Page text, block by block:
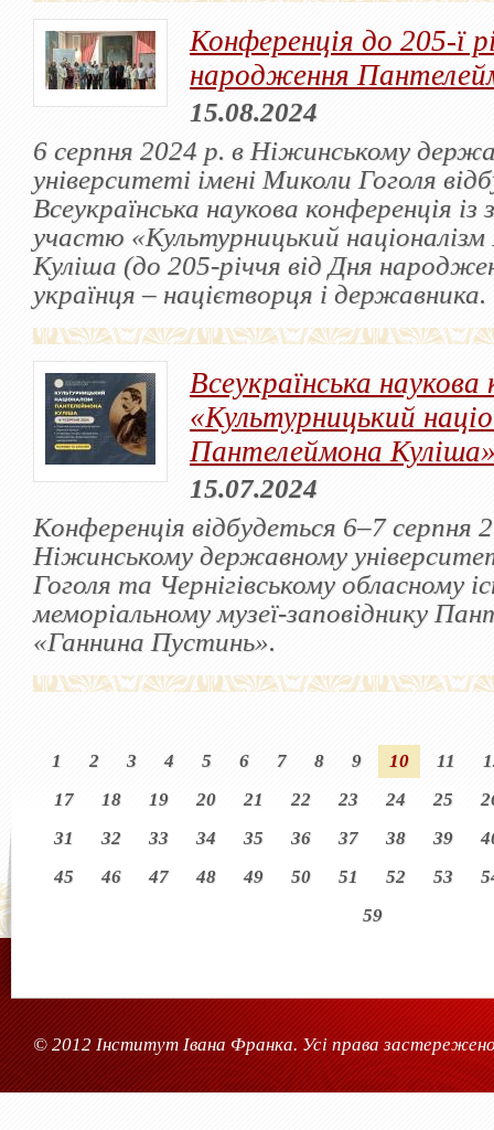
Конференція до 205-ї
народження
15.08.2024
6 серпня 2024 р. в Ніжинському
університеті імені Миколи Гоголя
Всеукраїнська наукова конференція
участю «Культурницький
Куліша (до 205-річчя від Дня
українця – націєтворця і державника.
Всеукраїнська наукова
«Культурницький
Пантелеймона
15.07.2024
Конференція відбудеться 6–7 серпня
Ніжинському державному
Гоголя та Чернігівському обласному
меморіальному музеї-заповіднику
«Ганнина Пустинь».
1 2 3 4 5 6 7 8 9 10 11
17
18 19 20 21 22 23 24 25
31
32 33 34 35 36 37 38 39
45
46 47 48 49 50 51 52 53
59
© 2012 Інститут Івана Франка. Усі права